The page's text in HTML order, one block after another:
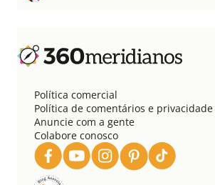
Política comercial
Política de comentários e privacidade
Anuncie com a gente
Colabore conosco